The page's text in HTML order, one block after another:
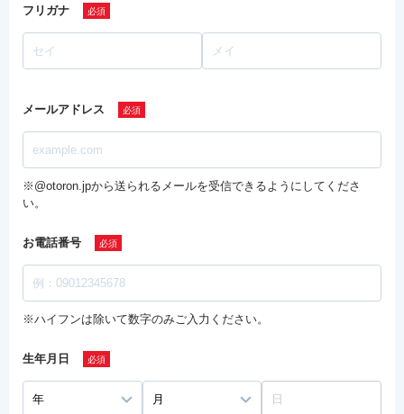
フリガナ
メールアドレス
※@otoron.jpから送られるメールを受信できるようにしてくださ
い。
お電話番号
※ハイフンは除いて数字のみご入力ください。
生年月日